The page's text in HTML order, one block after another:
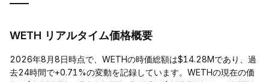
WETH リアルタイム価格概要
2026年8月8日時点で、WETHの時価総額は$14.28Mであり、過
去24時間で+0.71%の変動を記録しています。WETHの現在の価